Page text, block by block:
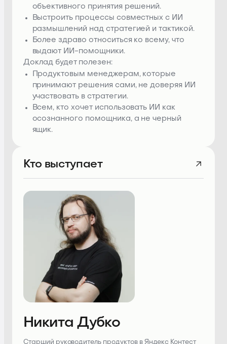
объективного принятия решений.
Выстроить процессы совместных с ИИ
размышлений над стратегией и тактикой.
Более здраво относиться ко всему, что
выдают ИИ-помощники.
Доклад будет полезен:
Продуктовым менеджерам, которые
принимают решения сами, не доверяя ИИ
участвовать в стратегии.
Всем, кто хочет использовать ИИ как
осознанного помощника, а не черный
ящик.
Кто выступает
Никита Дубко
Старший руководитель продуктов в Яндекс Контест